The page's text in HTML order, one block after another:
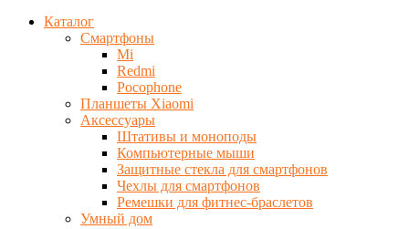
Каталог
Смартфоны
Mi
Redmi
Pocophone
Планшеты Xiaomi
Аксессуары
Штативы и моноподы
Компьютерные мыши
Защитные стекла для смартфонов
Чехлы для смартфонов
Ремешки для фитнес-браслетов
Умный дом